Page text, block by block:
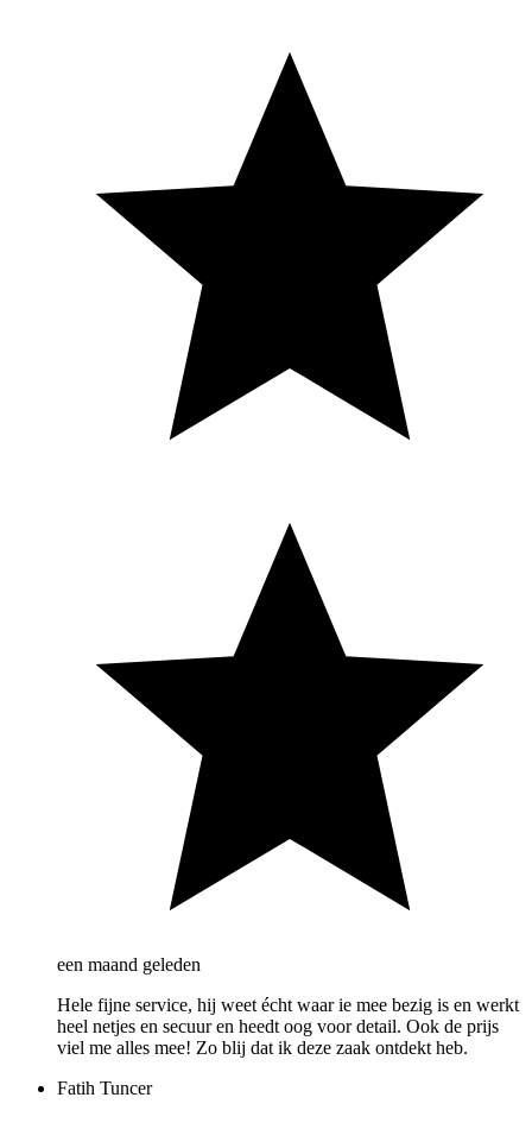
een maand geleden
Hele fijne service, hij weet écht waar ie mee bezig is en werkt
heel netjes en secuur en heedt oog voor detail. Ook de prijs
viel me alles mee! Zo blij dat ik deze zaak ontdekt heb.
Fatih Tuncer